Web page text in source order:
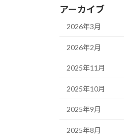
アーカイブ
2026年3月
2026年2月
2025年11月
2025年10月
2025年9月
2025年8月